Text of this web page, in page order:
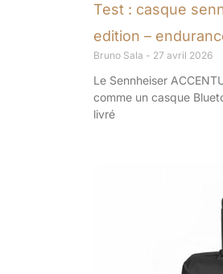
Test : casque
edition –
Bruno Sala 27 avril 2026
Le Sennheiser
comme un casque
livré